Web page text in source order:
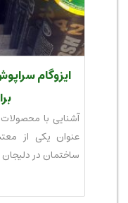
ایزوگام
آشنایی با
عنوان یکی از
ساختمان در دلیجان